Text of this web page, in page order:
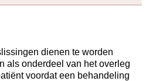
dienen te worden
als onderdeel van het overleg
voordat een behandeling